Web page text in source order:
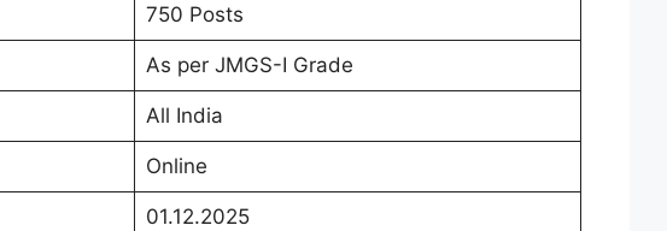
750 Posts
As per JMGS-I Grade
All India
Online
01.12.2025